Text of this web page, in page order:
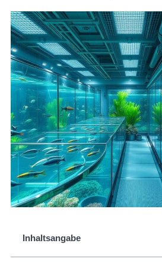
Inhaltsangabe